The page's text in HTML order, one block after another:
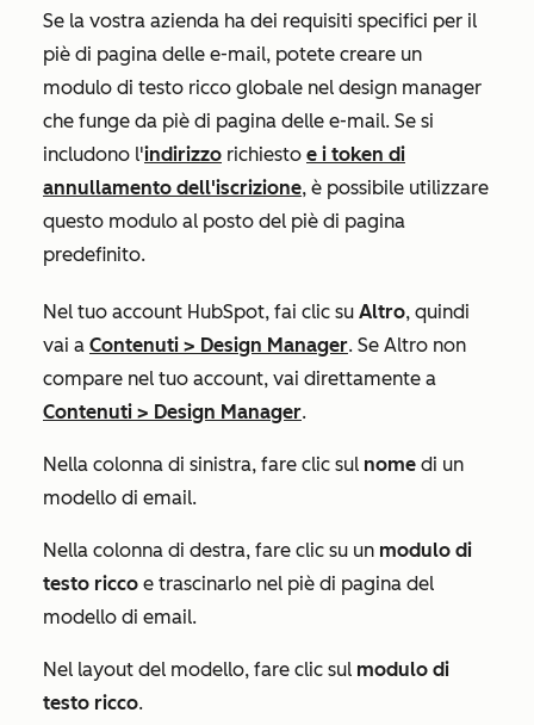
Se la vostra azienda ha dei requisiti specifici per il
piè di pagina delle e-mail, potete creare un
modulo di testo ricco globale nel design manager
che funge da piè di pagina delle e-mail. Se si
includono l'indirizzo richiesto e i token di
annullamento dell'iscrizione, è possibile utilizzare
questo modulo al posto del piè di pagina
predefinito.
Nel tuo account HubSpot, fai clic su Altro, quindi
vai a Contenuti > Design Manager. Se Altro non
compare nel tuo account, vai direttamente a
Contenuti > Design Manager.
Nella colonna di sinistra, fare clic sul nome di un
modello di email.
Nella colonna di destra, fare clic su un modulo di
testo ricco e trascinarlo nel piè di pagina del
modello di email.
Nel layout del modello, fare clic sul modulo di
testo ricco.